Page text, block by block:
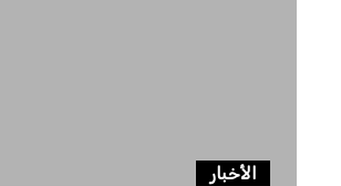
الأخبار